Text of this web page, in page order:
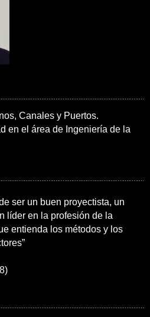
Canales y Puertos.
en el área de Ingeniería de la
ser un buen proyectista, un
líder en la profesión de la
entienda los métodos y los